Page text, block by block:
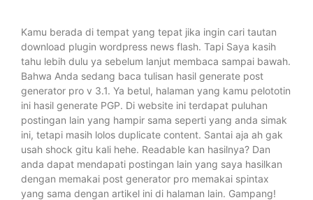
Kamu berada di tempat yang tepat jika ingin cari tautan
download plugin wordpress news flash. Tapi Saya kasih
tahu lebih dulu ya sebelum lanjut membaca sampai bawah.
Bahwa Anda sedang baca tulisan hasil generate post
generator pro v 3.1. Ya betul, halaman yang kamu pelototin
ini hasil generate PGP. Di website ini terdapat puluhan
postingan lain yang hampir sama seperti yang anda simak
ini, tetapi masih lolos duplicate content. Santai aja ah gak
usah shock gitu kali hehe. Readable kan hasilnya? Dan
anda dapat mendapati postingan lain yang saya hasilkan
dengan memakai post generator pro memakai spintax
yang sama dengan artikel ini di halaman lain. Gampang!